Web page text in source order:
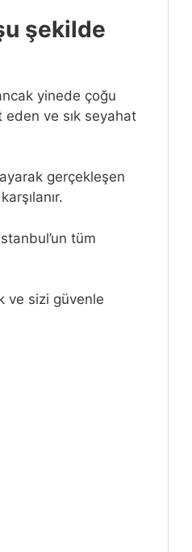
şekilde
yinede çoğu
eden ve sık seyahat
gerçekleşen
tüm
ve sizi güvenle